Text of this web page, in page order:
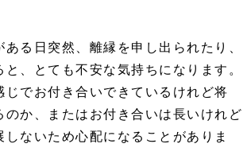
る日突然、離縁を申し出られたり、
、とても不安な気持ちになります。
じでお付き合いできているけれど将
のか、またはお付き合いは長いけれど
ないため心配になることがありま